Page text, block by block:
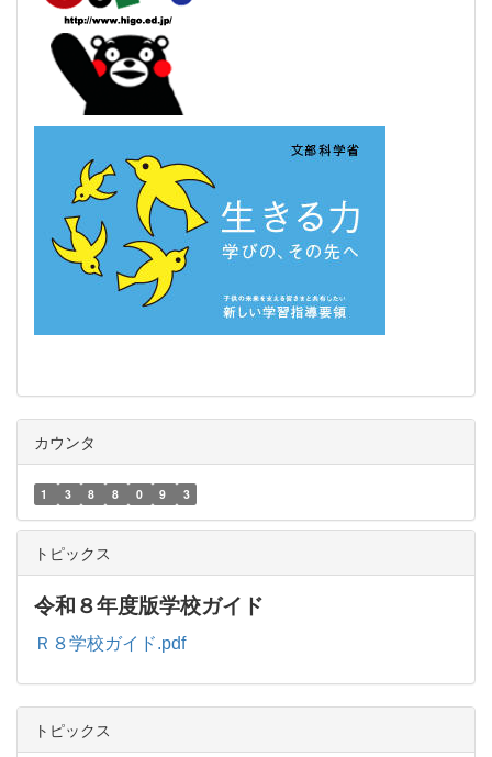
カウンタ
1 3 8 8 0 9 3
トピックス
令和８年度版学校ガイド
Ｒ８学校ガイド.pdf
トピックス